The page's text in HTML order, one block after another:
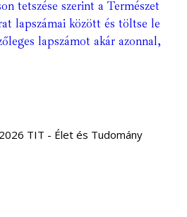
tetszése szerint a Természet
lapszámai között és töltse le
lapszámot akár azonnal,
TIT - Élet és Tudomány